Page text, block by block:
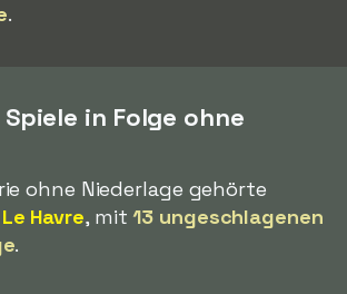
.
in Folge ohne
ohne Niederlage gehörte
Le Havre, mit13 ungeschlagenen
.